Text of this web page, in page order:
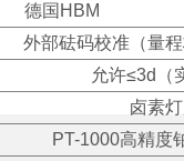
德国HBM
外部砝码校准（量
允许≤3d（
卤素
PT-1000高精度